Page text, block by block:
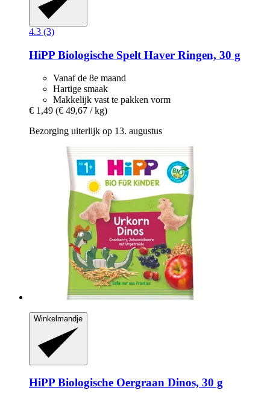
4.3 (3)
HiPP Biologische Spelt Haver Ringen, 30 g
Vanaf de 8e maand
Hartige smaak
Makkelijk vast te pakken vorm
€ 1,49 (€ 49,67 / kg)
Bezorging uiterlijk op 13. augustus
Winkelmandje
HiPP Biologische Oergraan Dinos, 30 g